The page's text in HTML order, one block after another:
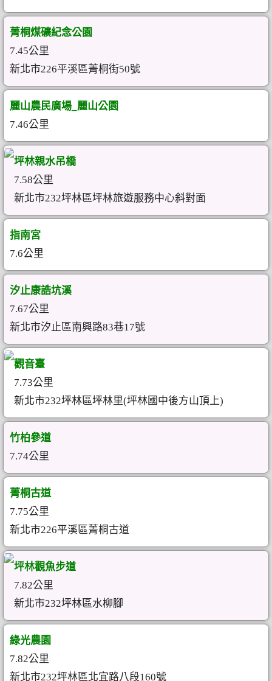
菁桐煤礦紀念公園
7.45公里
新北市226平溪區菁桐街50號
麗山農民廣場_麗山公園
7.46公里
坪林親水吊橋
7.58公里
新北市232坪林區坪林旅遊服務中心斜對面
指南宮
7.6公里
汐止康誥坑溪
7.67公里
新北市汐止區南興路83巷17號
觀音臺
7.73公里
新北市232坪林區坪林里(坪林國中後方山頂上)
竹柏參道
7.74公里
菁桐古道
7.75公里
新北市226平溪區菁桐古道
坪林觀魚步道
7.82公里
新北市232坪林區水柳腳
綠光農園
7.82公里
新北市232坪林區北宜路八段160號